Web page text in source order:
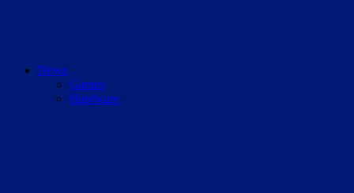
News
Games
Hardware